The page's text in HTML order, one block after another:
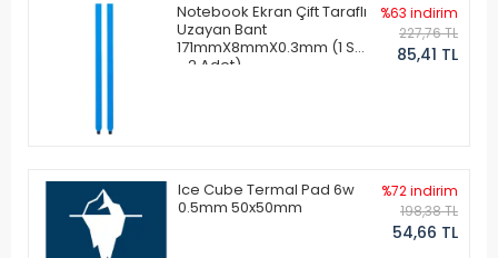
Notebook Ekran Çift Taraflı
Uzayan Bant
171mmX8mmX0.3mm (1 Set
- 2 Adet)
%63 indirim
227,76 TL
85,41 TL
Ice Cube Termal Pad 6w
0.5mm 50x50mm
%72 indirim
198,38 TL
54,66 TL